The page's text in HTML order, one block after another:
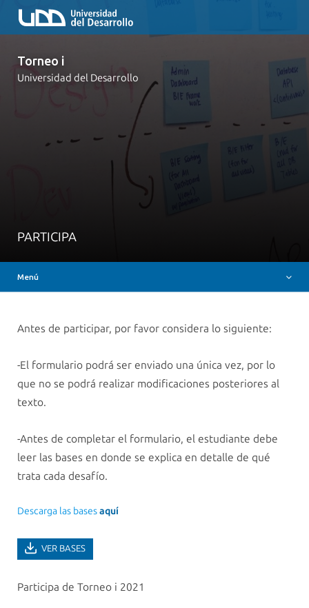
Torneo i
Universidad del Desarrollo
PARTICIPA
Menú
Contacto
Antes de participar, por favor considera lo siguiente:
-El formulario podrá ser enviado una única vez, por lo
que no se podrá realizar modificaciones posteriores al
texto.
-Antes de completar el formulario, el estudiante debe
leer las bases en donde se explica en detalle de qué
trata cada desafío.
Descarga las basesaquí
VER BASES
Participa de Torneo i 2021